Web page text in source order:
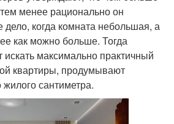
менее рационально он
дело, когда комната небольшая, а
как можно больше. Тогда
максимально практичный
квартиры, продумывают
сантиметра.